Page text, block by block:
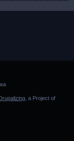
, a Project of